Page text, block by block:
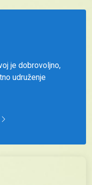
je dobrovoljno,
udruženje